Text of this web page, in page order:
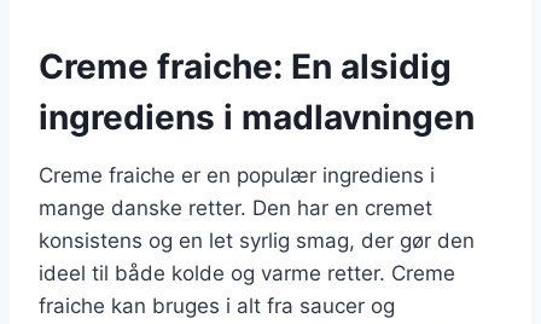
Creme fraiche: En alsidig
ingrediens i madlavningen
Creme fraiche er en populær ingrediens i
mange danske retter. Den har en cremet
konsistens og en let syrlig smag, der gør den
ideel til både kolde og varme retter. Creme
fraiche kan bruges i alt fra saucer og